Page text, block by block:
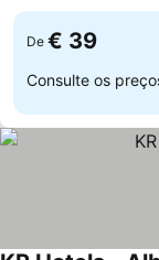
De € 39
Consulte os